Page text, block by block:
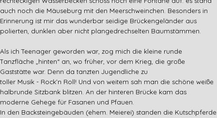
auch noch die Mäuseburg mit den Meerschweinchen. Besonders in
Erinnerung ist mir das wunderbar seidige Brückengeländer aus
polierten, dunklen aber nicht plangedrechselten Baumstämmen.
Als ich Teenager geworden war, zog mich die kleine runde
Tanzfläche „hinten“ an, wo früher, vor dem Krieg, die große
Gaststätte war. Denn da tanzten Jugendliche zu
toller Musik - Rock’n Roll! Und von weitem sah man die schöne weiße
halbrunde Sitzbank blitzen. An der hinteren Brücke kam das
moderne Gehege für Fasanen und Pfauen.
In den Backsteingebäuden (ehem. Meierei) standen die Kutschpferde